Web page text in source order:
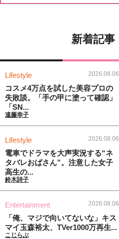
新着記事
Lifestyle 2026.08.06
コスメ4万点を試した美容プロの
失敗談。「手の甲に塗って確認」
「SN...
遠藤幸子
Lifestyle 2026.08.06
電車でドラマを大声実況する“ネ
タバレおばさん”。注意した女子
高生の...
鈴木詩子
Entertainment 2026.08.06
「俺、マジで向いてないな」キス
マイ玉森裕太、TVer1000万再生...
こじらぶ